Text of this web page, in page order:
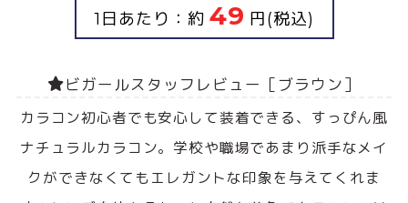
1日あたり：約 49 円(税込)
ビガールスタッフレビュー［ブラウン］
カラコン初心者でも安心して装着できる、すっぴん風
ナチュラルカラコン。学校や職場であまり派手なメイ
クができなくてもエレガントな印象を与えてくれま